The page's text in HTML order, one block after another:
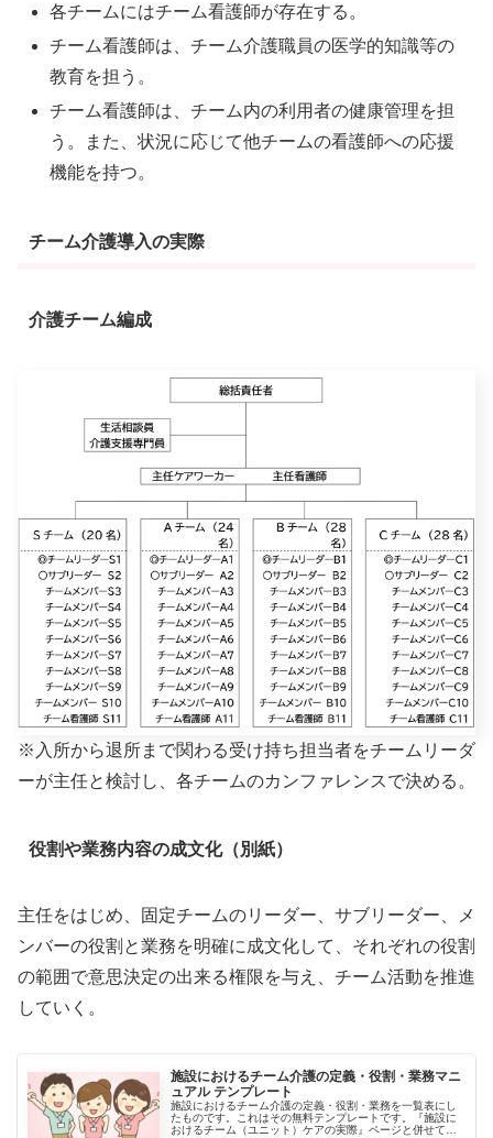
各チームにはチーム看護師が存在する。
チーム看護師は、チーム介護職員の医学的知識等の
教育を担う。
チーム看護師は、チーム内の利用者の健康管理を担
う。また、状況に応じて他チームの看護師への応援
機能を持つ。
チーム介護導入の実際
介護チーム編成
※入所から退所まで関わる受け持ち担当者をチームリーダ
ーが主任と検討し、各チームのカンファレンスで決める。
役割や業務内容の成文化（別紙）
主任をはじめ、固定チームのリーダー、サブリーダー、メ
ンバーの役割と業務を明確に成文化して、それぞれの役割
の範囲で意思決定の出来る権限を与え、チーム活動を推進
していく。
施設におけるチーム介護の定義・役割・業務マニ
ュアル テンプレート
施設におけるチーム介護の定義・役割・業務を一覧表にし
たものです。これはその無料テンプレートです。『施設に
おけるチーム（ユニット）ケアの実際』ページと併せてご